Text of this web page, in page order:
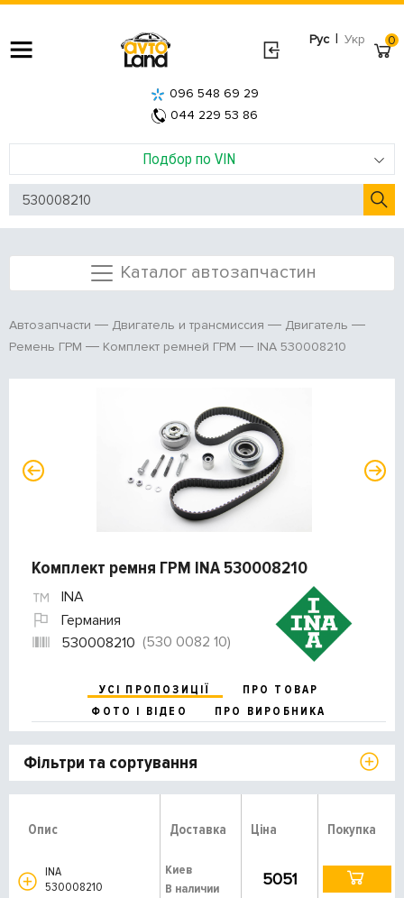
Рус | Укр
Подбор по VIN
096 548 69 29
044 229 53 86
0
Каталог автозапчастин
Автозапчасти Двигатель и трансмиссия
Двигатель
Ремень ГРМ
Комплект ремней ГРМ INA 530008210
Комплект ремня ГРМ INA 530008210
INA
Германия
530008210 (530 0082 10)
УСІ ПРОПОЗИЦІЇ
ПРО ТОВАР
ФОТО І ВІДЕО
ПРО ВИРОБНИКА
Фільтри та сортування
Опис Доставка Ціна Покупка
INA
530008210
Киев
В наличии
5051